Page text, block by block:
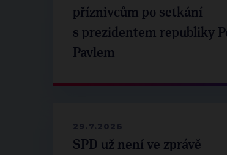
příznivcům po setkání
s prezidentem republiky
Pavlem
29.7.2026
SPD už není ve zprávě